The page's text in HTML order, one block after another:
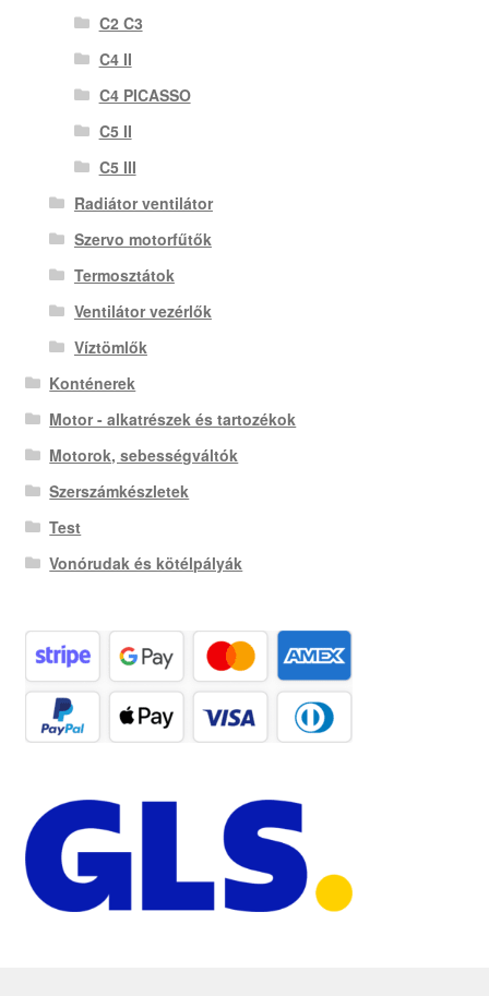
C2 C3
C4 II
C4 PICASSO
C5 II
C5 III
Radiátor ventilátor
Szervo motorfűtők
Termosztátok
Ventilátor vezérlők
Víztömlők
Konténerek
Motor - alkatrészek és tartozékok
Motorok, sebességváltók
Szerszámkészletek
Test
Vonórudak és kötélpályák